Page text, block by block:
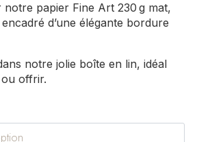
notre papier Fine Art 230 g mat,
d’une élégante bordure
notre jolie boîte en lin, idéal
offrir.